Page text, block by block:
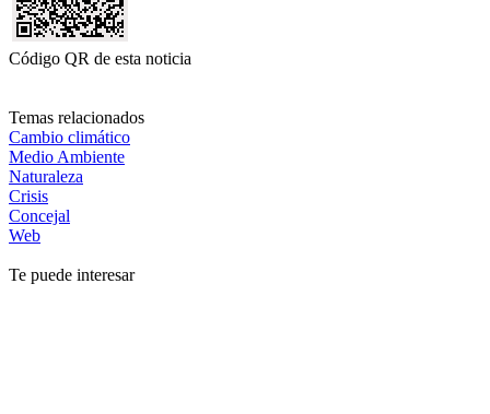
Código QR de esta noticia
Temas relacionados
Cambio climático
Medio Ambiente
Naturaleza
Crisis
Concejal
Web
Te puede interesar